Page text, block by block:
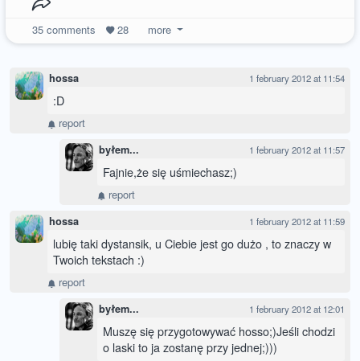
35comments 28 more
hossa 1 february 2012 at 11:54
:D
report
byłem... 1 february 2012 at 11:57
Fajnie,że się uśmiechasz;)
report
hossa 1 february 2012 at 11:59
lubię taki dystansik, u Ciebie jest go dużo , to znaczy w
Twoich tekstach :)
report
byłem... 1 february 2012 at 12:01
Muszę się przygotowywać hosso;)Jeśli chodzi
o laski to ja zostanę przy jednej;)))